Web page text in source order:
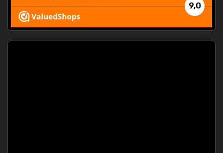
9,0